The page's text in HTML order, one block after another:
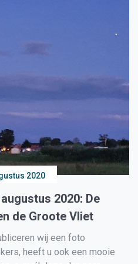
2020
2020: De
de Groote Vliet
wij een foto
heeft u ook een mooie